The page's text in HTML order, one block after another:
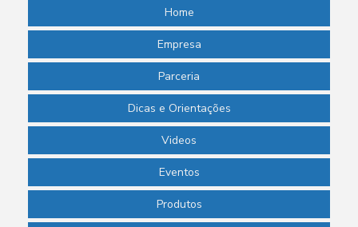
Home
Empresa
Parceria
Dicas e Orientações
Videos
Eventos
Produtos